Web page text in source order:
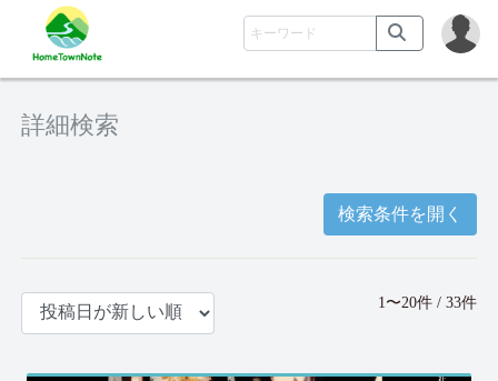
詳細検索
検索条件を開く
1〜20件 / 33件